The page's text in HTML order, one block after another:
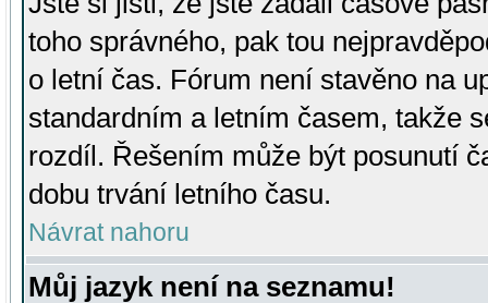
toho správného, pak tou
o letní čas. Fórum není stavěno na
standardním a letním časem, takže
rozdíl. Řešením může být posunutí
dobu trvání letního času.
Návrat nahoru
Můj jazyk není na seznamu!